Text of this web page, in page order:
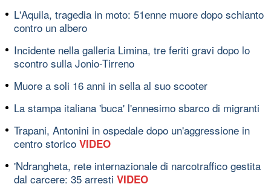
L'Aquila, tragedia in moto: 51enne muore dopo schianto
contro un albero
Incidente nella galleria Limina, tre feriti gravi dopo lo
scontro sulla Jonio-Tirreno
Muore a soli 16 anni in sella al suo scooter
La stampa italiana 'buca' l'ennesimo sbarco di migranti
Trapani, Antonini in ospedale dopo un'aggressione in
centro storico VIDEO
'Ndrangheta, rete internazionale di narcotraffico gestita
dal carcere: 35 arresti VIDEO